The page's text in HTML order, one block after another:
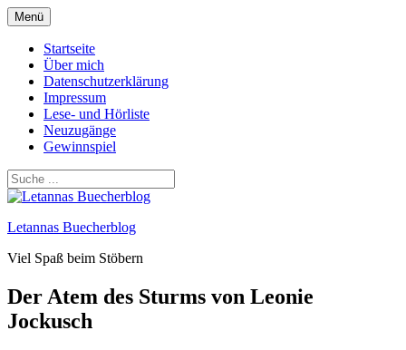
Zum
Inhalt
springen
Menü
Startseite
Über mich
Datenschutzerklärung
Impressum
Lese- und Hörliste
Neuzugänge
Gewinnspiel
Letannas Buecherblog
Viel Spaß beim Stöbern
Der Atem des Sturms von Leonie
Jockusch